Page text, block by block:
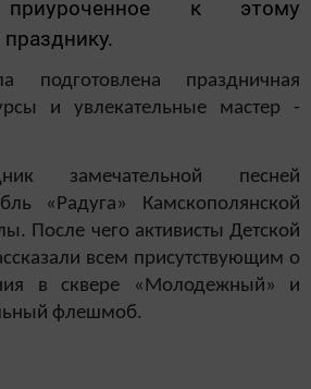
приуроченное к этому
праздничная
и увлекательные мастер -
замечательной песней
«Радуга» Камскополянской
После чего активисты Детской
всем присутствующим о
в сквере «Молодежный» и
флешмоб.